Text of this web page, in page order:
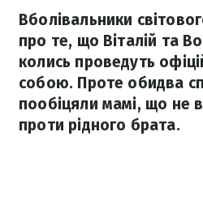
Вболівальники
про те, що Віталій та
колись проведуть
собою. Проте обидва
пообіцяли мамі, що не
проти рідного брата.